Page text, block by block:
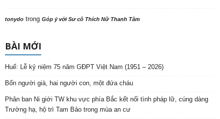
tonydo trong Góp ý với Sư cô Thích Nữ Thanh Tâm
BÀI MỚI
Huế: Lễ kỷ niệm 75 năm GĐPT Việt Nam (1951 – 2026)
Bốn người già, hai người con, một đứa cháu
Phân ban Ni giới TW khu vực phía Bắc kết nối tình pháp lữ, cúng dàng
Trường hạ, hộ trì Tam Bảo trong mùa an cư